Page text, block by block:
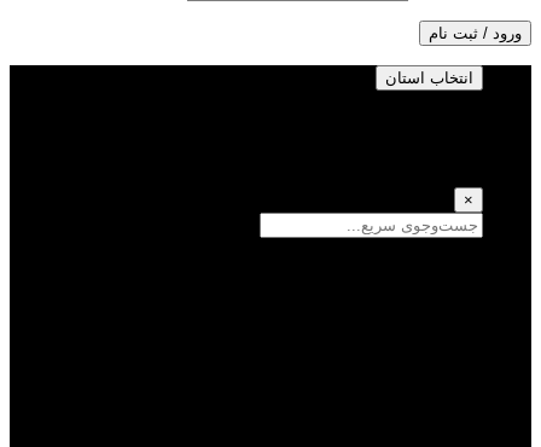
ورود / ثبت نام
انتخاب استان
×